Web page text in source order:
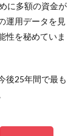
に多額の資金が
運用データを見
性を秘めていま
後25年間で最も